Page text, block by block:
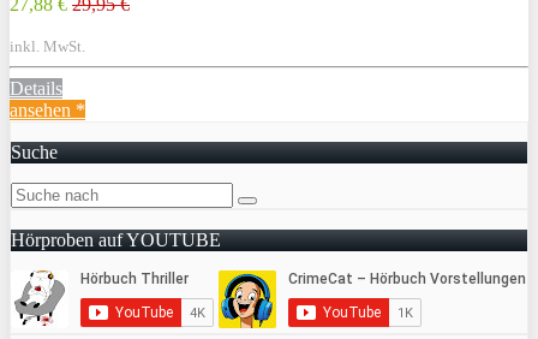
inkl. MwSt.
Details
ansehen *
Suche
Hörproben auf YOUTUBE